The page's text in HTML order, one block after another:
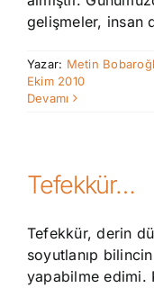
gelişmeler, insan
Yazar: Metin
Ekim 2010
Devamı
Tefekkür…
Tefekkür, derin
soyutlanıp
yapabilme edimi.